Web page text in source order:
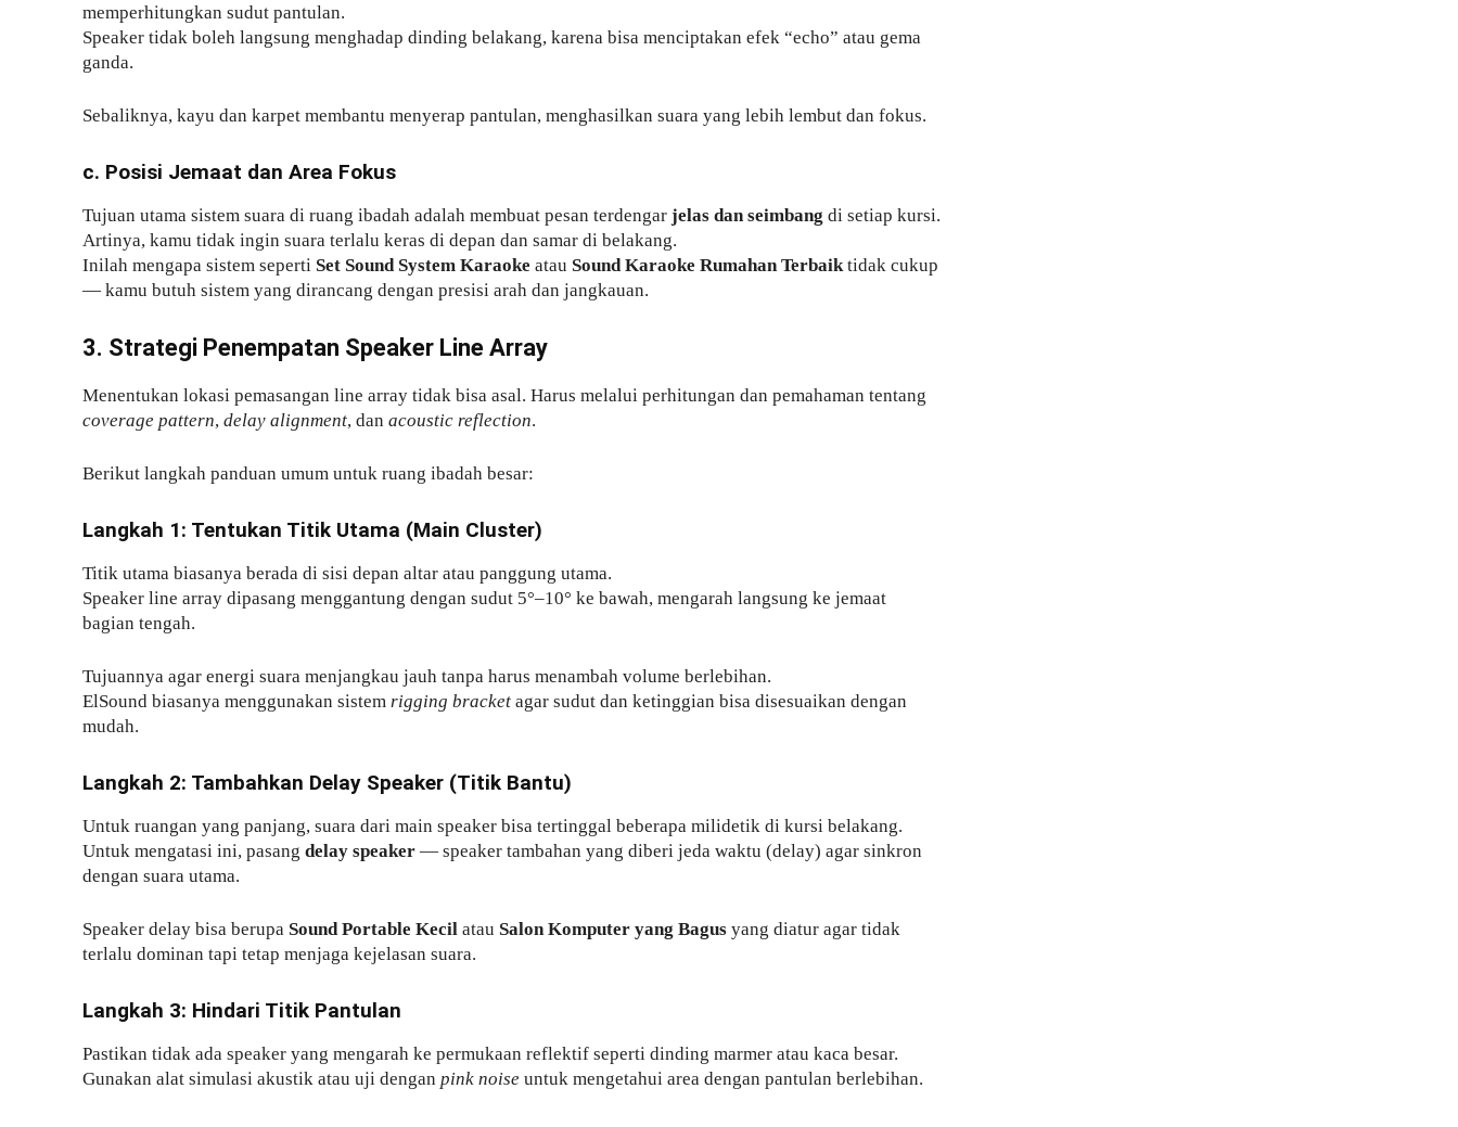
memperhitungkan sudut pantulan.
Speaker tidak boleh langsung menghadap dinding belakang, karena bisa menciptakan efek “echo” atau gema
ganda.
Sebaliknya, kayu dan karpet membantu menyerap pantulan, menghasilkan suara yang lebih lembut dan fokus.
c. Posisi Jemaat dan Area Fokus
Tujuan utama sistem suara di ruang ibadah adalah membuat pesan terdengar jelas dan seimbang di setiap kursi.
Artinya, kamu tidak ingin suara terlalu keras di depan dan samar di belakang.
Inilah mengapa sistem seperti Set Sound System Karaoke atau Sound Karaoke Rumahan Terbaiktidak cukup
— kamu butuh sistem yang dirancang dengan presisi arah dan jangkauan.
3. Strategi Penempatan Speaker Line Array
Menentukan lokasi pemasangan line array tidak bisa asal. Harus melalui perhitungan dan pemahaman tentang
coverage pattern, delay alignment, dan acoustic reflection.
Berikut langkah panduan umum untuk ruang ibadah besar:
Langkah 1: Tentukan Titik Utama (Main Cluster)
Titik utama biasanya berada di sisi depan altar atau panggung utama.
Speaker line array dipasang menggantung dengan sudut 5°–10° ke bawah, mengarah langsung ke jemaat
bagian tengah.
Tujuannya agar energi suara menjangkau jauh tanpa harus menambah volume berlebihan.
ElSound biasanya menggunakan sistem rigging bracket agar sudut dan ketinggian bisa disesuaikan dengan
mudah.
Langkah 2: Tambahkan Delay Speaker (Titik Bantu)
Untuk ruangan yang panjang, suara dari main speaker bisa tertinggal beberapa milidetik di kursi belakang.
Untuk mengatasi ini, pasang delay speaker — speaker tambahan yang diberi jeda waktu (delay) agar sinkron
dengan suara utama.
Speaker delay bisa berupa Sound Portable Kecil atau Salon Komputer yang Bagus yang diatur agar tidak
terlalu dominan tapi tetap menjaga kejelasan suara.
Langkah 3: Hindari Titik Pantulan
Pastikan tidak ada speaker yang mengarah ke permukaan reflektif seperti dinding marmer atau kaca besar.
Gunakan alat simulasi akustik atau uji dengan pink noise untuk mengetahui area dengan pantulan berlebihan.